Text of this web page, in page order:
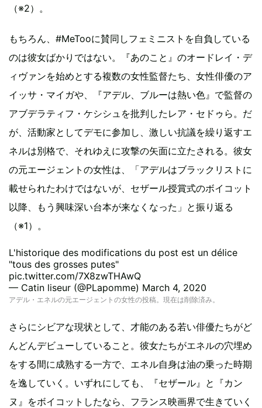
（※2）。
もちろん、#MeTooに賛同しフェミニストを自負している
のは彼女ばかりではない。『あのこと』のオードレイ・デ
ィヴァンを始めとする複数の女性監督たち、女性俳優のア
イッサ・マイガや、『アデル、ブルーは熱い色』で監督の
アブデラティフ・ケシシュを批判したレア・セドゥら。だ
が、活動家としてデモに参加し、激しい抗議を繰り返すエ
ネルは別格で、それゆえに攻撃の矢面に立たされる。彼女
の元エージェントの女性は、「アデルはブラックリストに
載せられたわけではないが、セザール授賞式のボイコット
以降、もう興味深い台本が来なくなった」と振り返る
（※1）。
L'historique des modifications du post est un délice
"tous des grosses putes"
pic.twitter.com/7X8zwTHAwQ
— Catin liseur (@PLapomme) March 4, 2020
アデル・エネルの元エージェントの女性の投稿。現在は削除済み。
さらにシビアな現状として、才能のある若い俳優たちがど
んどんデビューしていること。彼女たちがエネルの穴埋め
をする間に成熟する一方で、エネル自身は油の乗った時期
を逸していく。いずれにしても、『セザール』と『カン
ヌ』をボイコットしたなら、フランス映画界で生きていく